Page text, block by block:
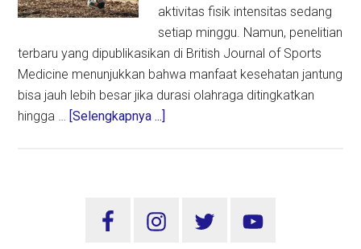
aktivitas fisik intensitas sedang
setiap minggu. Namun, penelitian
terbaru yang dipublikasikan di British Journal of Sports
Medicine menunjukkan bahwa manfaat kesehatan jantung
bisa jauh lebih besar jika durasi olahraga ditingkatkan
hingga … [Selengkapnya ...]
untuk
Sidebar